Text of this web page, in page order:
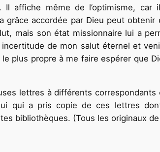
affiche même de l’opti­misme, car
grâce accordée par Dieu peut
mais son état missionnaire lui a
de mon salut éter­nel et
plus propre à me faire espérer que
lettres à différents correspondants
lui qui a pris copie de ces lettres
bibliothèques. (Tous les originaux